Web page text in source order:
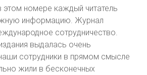
номере каждый читатель
информацию. Журнал
сотрудничество.
выдалась очень
сотрудники в прямом смысле
жили в бесконечных